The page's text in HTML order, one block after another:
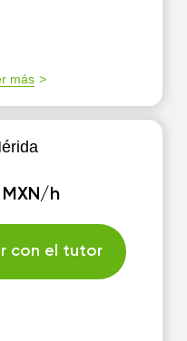
más
MXN/h
con el tutor